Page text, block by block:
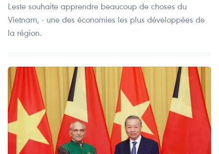
Leste souhaite apprendre beaucoup de choses du
Vietnam, - une des économies les plus développées de
la région.